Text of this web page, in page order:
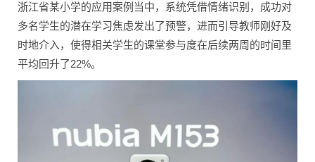
浙江省某小学的应用案例当中，系统凭借情绪识别，成功对
多名学生的潜在学习焦虑发出了预警，进而引导教师刚好及
时地介入，使得相关学生的课堂参与度在后续两周的时间里
平均回升了22%。